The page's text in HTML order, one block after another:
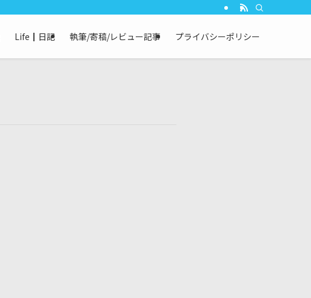
Life┃日記 執筆/寄稿/レビュー記事 プライバシーポリシー